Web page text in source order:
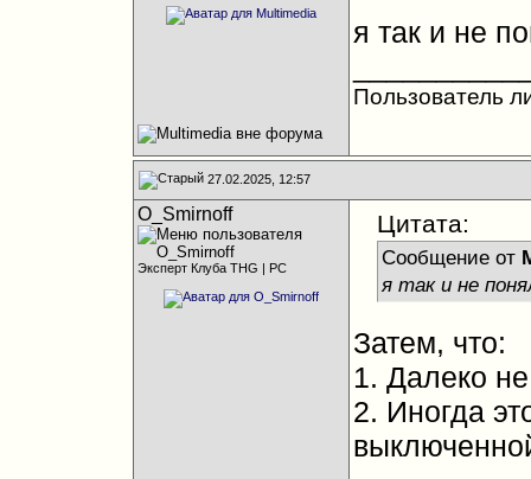
я так и не
Пользователь
27.02.2025, 12:57
O_Smirnoff
Эксперт Клуба THG | PC
Цитата:
Сообщение от
я так и не
Затем, что:
1. Далеко
2. Иногда